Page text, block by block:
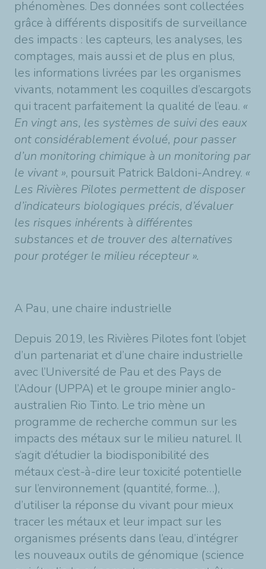
phénomènes. Des données sont collectées
grâce à différents dispositifs de surveillance
des impacts : les capteurs, les analyses, les
comptages, mais aussi et de plus en plus,
les informations livrées par les organismes
vivants, notamment les coquilles d’escargots
qui tracent parfaitement la qualité de l’eau. «
En vingt ans, les systèmes de suivi des eaux
ont considérablement évolué, pour passer
d’un monitoring chimique à un monitoring par
le vivant », poursuit Patrick Baldoni-Andrey. «
Les Rivières Pilotes permettent de disposer
d’indicateurs biologiques précis, d’évaluer
les risques inhérents à différentes
substances et de trouver des alternatives
pour protéger le milieu récepteur ».
A Pau, une chaire industrielle
Depuis 2019, les Rivières Pilotes font l’objet
d’un partenariat et d’une chaire industrielle
avec l’Université de Pau et des Pays de
l’Adour (UPPA) et le groupe minier anglo-
australien Rio Tinto. Le trio mène un
programme de recherche commun sur les
impacts des métaux sur le milieu naturel. Il
s’agit d’étudier la biodisponibilité des
métaux c’est-à-dire leur toxicité potentielle
sur l’environnement (quantité, forme…),
d’utiliser la réponse du vivant pour mieux
tracer les métaux et leur impact sur les
organismes présents dans l’eau, d’intégrer
les nouveaux outils de génomique (science